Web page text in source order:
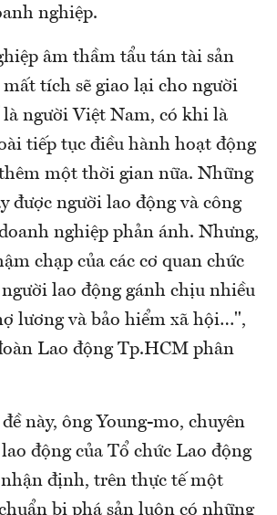
nghiệp.
âm thầm tẩu tán tài sản
tích sẽ giao lại cho người
là người Việt Nam, có khi là
tiếp tục điều hành hoạt động
một thời gian nữa. Những
được người lao động và công
nghiệp phản ánh. Nhưng,
chạp của các cơ quan chức
lao động gánh chịu nhiều
lương và bảo hiểm xã hội…",
Lao động Tp.HCM phân
này, ông Young-mo, chuyên
động của Tổ chức Lao động
định, trên thực tế một
bị phá sản luôn có những